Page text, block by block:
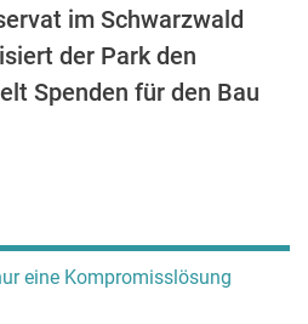
im Schwarzwald
der Park den
Spenden für den Bau
eine Kompromisslösung